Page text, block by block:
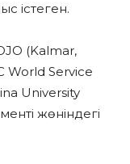
істеген.
(Kalmar,
World Service
University
жөніндегі